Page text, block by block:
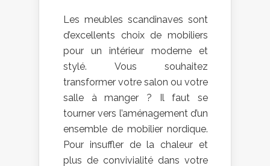
Les meubles scandinaves sont
d’excellents choix de mobiliers
pour un intérieur moderne et
stylé. Vous souhaitez
transformer votre salon ou votre
salle à manger ? Il faut se
tourner vers l’aménagement d’un
ensemble de mobilier nordique.
Pour insuffler de la chaleur et
plus de convivialité dans votre